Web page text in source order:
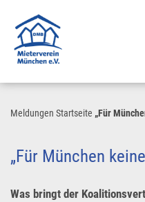
UNSER VEREIN
PRESSE
Meldungen Startseite „Für
„Für München
Was bringt der